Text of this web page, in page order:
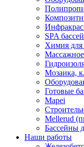
SPA
Химия для
Мозаика,
Готовые
Mapei
Mellerud
Бассейны
Наши работы